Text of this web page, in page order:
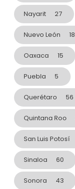
Nayarit 27
Nuevo León 18
Oaxaca 15
Puebla 5
Querétaro 56
Quintana Roo
San Luis Potosí
Sinaloa 60
Sonora 43